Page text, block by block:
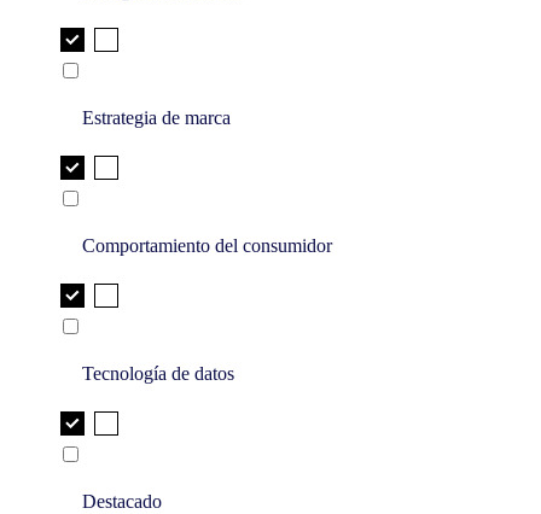
Estrategia de marca
Comportamiento del consumidor
Tecnología de datos
Destacado